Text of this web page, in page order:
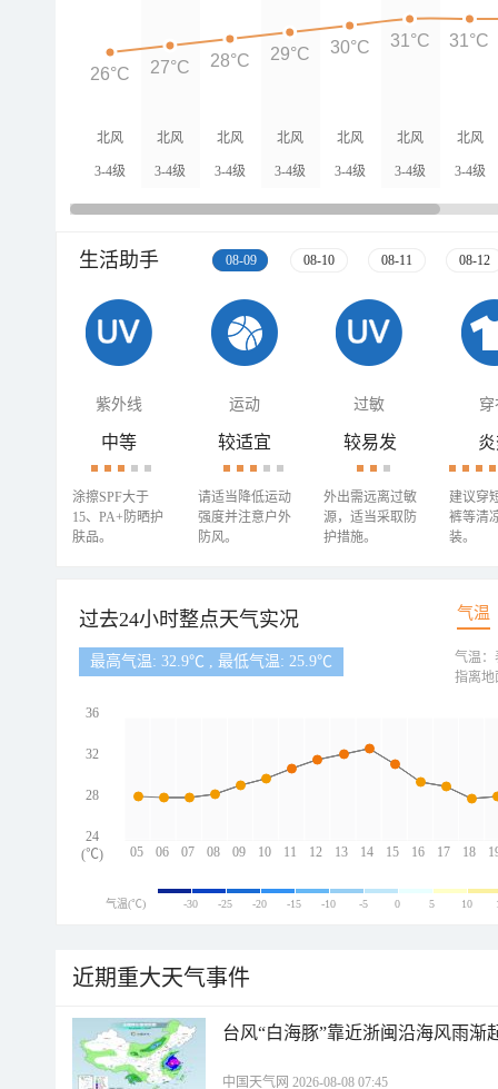
北风
3-4级
北风
3-4级
北风
3-4级
北风
3-4级
北风
3-4级
北风
3-4级
北风
3-4级
26°C 27°C 28°C 29°C 30°C 31°C 31°C
生活助手 08-09 08-10 08-11 08-12
紫外线 运动 过敏 穿
中等
涂擦SPF大于
15、PA+防晒护
肤品。
较适宜
请适当降低运动
强度并注意户外
防风。
较易发
外出需远离过敏
源，适当采取防
护措施。
建议穿
裤等清
装。
过去24小时整点天气实况 气温
最高气温: 32.9℃ , 最低气温: 25.9℃
05 06 07 08 09 10 11 12 13 14 15 16 17 18
36
32
28
24
(℃)
气温：
指离地
气温(℃) -30 -25 -20 -15 -10 -5 0 5 10
近期重大天气事件
台风“白海豚”靠近浙闽沿海风雨渐
中国天气网 2026-08-08 07:45